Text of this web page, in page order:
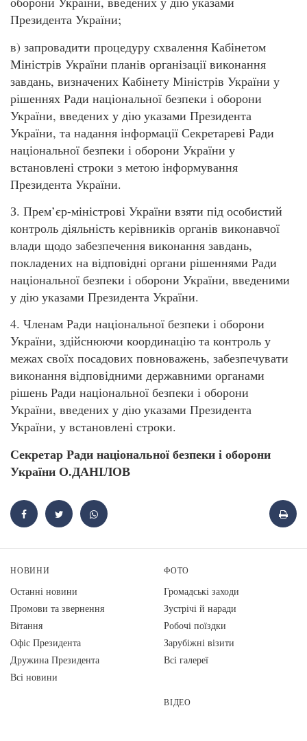
Президента України;
в) запровадити процедуру схвалення Кабінетом
Міністрів України планів організації виконання
завдань, визначених Кабінету Міністрів України у
рішеннях Ради національної безпеки і оборони
України, введених у дію указами Президента
України, та надання інформації Секретареві Ради
національної безпеки і оборони України у
встановлені строки з метою інформування
Президента України.
З. Прем’єр-міністрові України взяти під особистий
контроль діяльність керівників органів виконавчої
влади щодо забезпечення виконання завдань,
покладених на відповідні органи рішеннями Ради
національної безпеки і оборони України, введеними
у дію указами Президента України.
4. Членам Ради національної безпеки і оборони
України, здійснюючи координацію та контроль у
межах своїх посадових повноважень, забезпечувати
виконання відповідними державними органами
рішень Ради національної безпеки і оборони
України, введених у дію указами Президента
України, у встановлені строки.
Секретар Ради національної безпеки і оборони
України О.ДАНІЛОВ
НОВИНИ
Останні новини
Промови та звернення
Вiтання
Офіс Президента
Дружина Президента
Всі новини
ФОТО
Громадські заходи
Зустрічі й наради
Робочі поїздки
Зарубіжні візити
Всі галереї
ВІДЕО